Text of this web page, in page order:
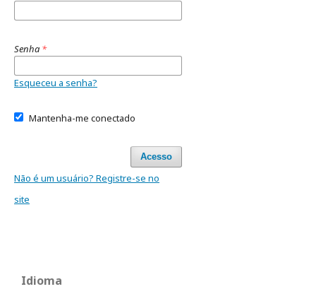
Senha *
Esqueceu a senha?
Mantenha-me conectado
Acesso
Não é um usuário? Registre-se no
site
Idioma